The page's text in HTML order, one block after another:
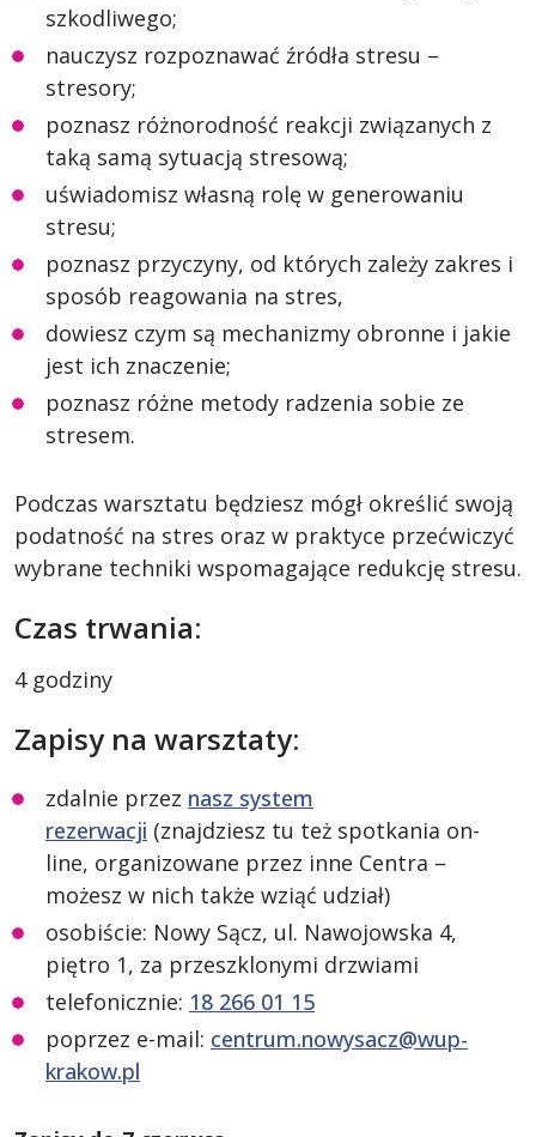
szkodliwego;
nauczysz rozpoznawać źródła stresu –
stresory;
poznasz różnorodność reakcji związanych z
taką samą sytuacją stresową;
uświadomisz własną rolę w generowaniu
stresu;
poznasz przyczyny, od których zależy zakres i
sposób reagowania na stres,
dowiesz czym są mechanizmy obronne i jakie
jest ich znaczenie;
poznasz różne metody radzenia sobie ze
stresem.
Podczas warsztatu będziesz mógł określić swoją
podatność na stres oraz w praktyce przećwiczyć
wybrane techniki wspomagające redukcję stresu.
Czas trwania:
4 godziny
Zapisy na warsztaty:
zdalnie przez nasz system
rezerwacji (znajdziesz tu też spotkania on-
line, organizowane przez inne Centra –
możesz w nich także wziąć udział)
osobiście: Nowy Sącz, ul. Nawojowska 4,
piętro 1, za przeszklonymi drzwiami
telefonicznie: 18 266 01 15
poprzez e-mail: centrum.nowysacz@wup-
krakow.pl